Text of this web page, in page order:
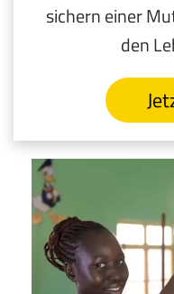
sichern einer
den